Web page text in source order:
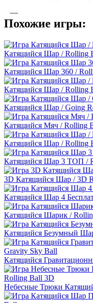
—
Похожие игры:
Катящийся Шар / Rolling
Катящийся Шар 360 /
Катящийся Шар / Rolling
Катящийся Шар / Going
Катящийся Мяч / Rolling
Катящийся Шар / Rolling
Катящийся Шар 3 ТОП /
3D Катящийся Шар / 3D
Катящийся Шар 4
Катящийся Шарик /
Катящийся Безумный
Катящийся
Небесные Трюки